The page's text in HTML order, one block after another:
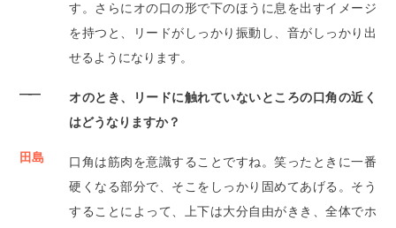
す。さらにオの口の形で下のほうに息を出すイメージ
を持つと、リードがしっかり振動し、音がしっかり出
せるようになります。
――
オのとき、リードに触れていないところの口角の近く
はどうなりますか？
田島
口角は筋肉を意識することですね。笑ったときに一番
硬くなる部分で、そこをしっかり固めてあげる。そう
することによって、上下は大分自由がきき、全体でホ